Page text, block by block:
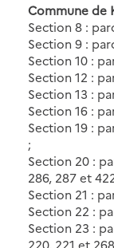
Commune de
Section 8 :
Section 9 :
Section 10 :
Section 12 :
Section 13 :
Section 16 :
Section 19 :
;
Section 20 :
286, 287 et
Section 21 :
Section 22 :
Section 23 :
220, 221 et